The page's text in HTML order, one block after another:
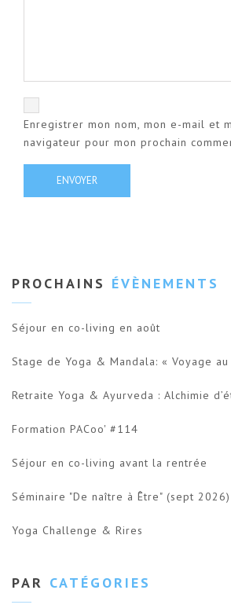
Enregistrer mon nom, mon e-mail et
navigateur pour mon prochain
PROCHAINS ÉVÈNEMENTS
Séjour en co-living en août
Stage de Yoga & Mandala: « Voyage
Retraite Yoga & Ayurveda : Alchimie
Formation PACoo' #114
Séjour en co-living avant la rentrée
Séminaire "De naître à Être" (sept 2026)
Yoga Challenge & Rires
PAR CATÉGORIES